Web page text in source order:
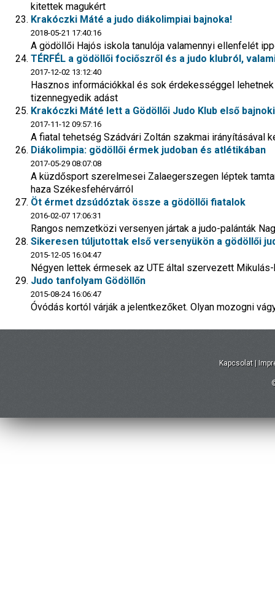
kitettek magukért
Krakóczki Máté a judo diákolimpiai bajnoka!
2018-05-21 17:40:16
A gödöllői Hajós iskola tanulója valamennyi ellenfelét
TÉRFÉL a gödöllői fociőszről és a judo klubról,
2017-12-02 13:12:40
Hasznos információkkal és sok érdekességgel
tizennegyedik adást
Krakóczki Máté lett a Gödöllői Judo Klub első
2017-11-12 09:57:16
A fiatal tehetség Szádvári Zoltán szakmai irányításával
Diákolimpia: gödöllői érmek judoban és atlétikában
2017-05-29 08:07:08
A küzdősport szerelmesei Zalaegerszegen léptek
haza Székesfehérvárról
Öt érmet dzsúdóztak össze a gödöllői fiatalok
2016-02-07 17:06:31
Rangos nemzetközi versenyen jártak a judo-palánták
Sikeresen túljutottak első versenyükön a gödöllői
2015-12-05 16:04:47
Négyen lettek érmesek az UTE által szervezett
Judo tanfolyam Gödöllőn
2015-08-24 16:06:47
Óvódás kortól várják a jelentkezőket. Olyan mozogni
Kapcsolat |